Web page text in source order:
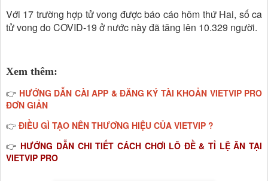
Với 17 trường hợp tử vong được báo cáo hôm thứ Hai, số ca
tử vong do COVID-19 ở nước này đã tăng lên 10.329 người.
Xem thêm:
👉 HƯỚNG DẪN CÀI APP & ĐĂNG KÝ TÀI KHOẢN VIETVIP PRO
ĐƠN GIẢN
👉 ĐIỀU GÌ TẠO NÊN THƯƠNG HIỆU CỦA VIETVIP ?
👉 HƯỚNG DẪN CHI TIẾT CÁCH CHƠI LÔ ĐỀ & TỈ LỆ ĂN TẠI
VIETVIP PRO